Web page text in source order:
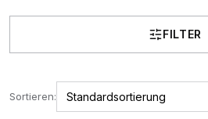
FILTER
Sortieren: